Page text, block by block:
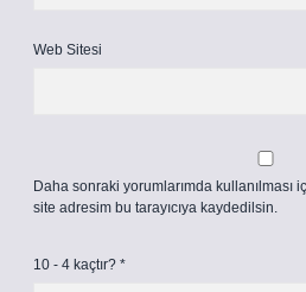
Web Sitesi
Daha sonraki yorumlarımda kullanılması
site adresim bu tarayıcıya kaydedilsin.
10 - 4 kaçtır? *